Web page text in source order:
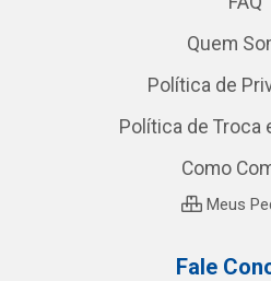
Quem
Política de
Política de Troca
Como
Meus
Fale